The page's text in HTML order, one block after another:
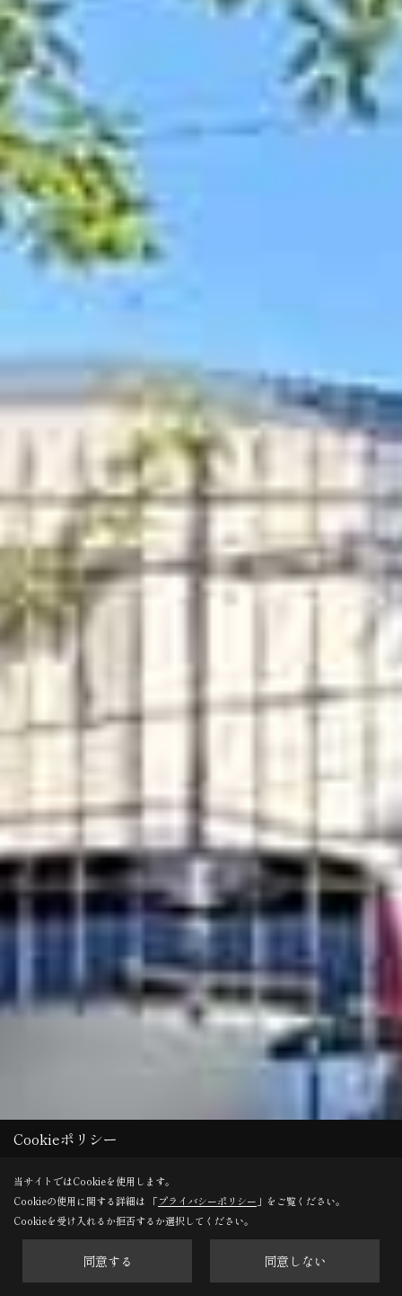
Cookieポリシー
当サイトではCookieを使用します。
Cookieの使用に関する詳細は 「プライバシーポリシー 」をご覧ください。
Cookieを受け入れるか拒否するか選択してください。
同意する 同意しない